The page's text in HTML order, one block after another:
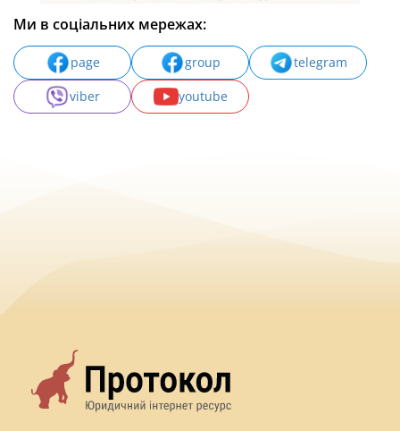
Ми в соціальних мережах:
page group
telegram
viber
youtube